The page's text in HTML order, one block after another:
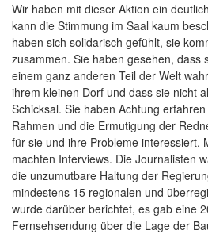
Wir haben mit dieser Aktion ein
kann die Stimmung im Saal kaum
haben sich solidarisch gefühlt, sie
zusammen. Sie haben gesehen, dass
einem ganz anderen Teil der Welt
ihrem kleinen Dorf und dass sie nicht
Schicksal. Sie haben Achtung
Rahmen und die Ermutigung der
für sie und ihre Probleme interessiert.
machten Interviews. Die Journalisten
die unzumutbare Haltung der
mindestens 15 regionalen und
wurde darüber berichtet, es gab eine
Fernsehsendung über die Lage der